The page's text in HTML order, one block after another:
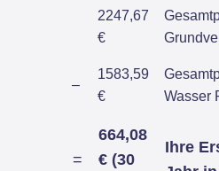
2247,67
€
–
1583,59
€
Wasser
=
664,08
€ (30
Ihre